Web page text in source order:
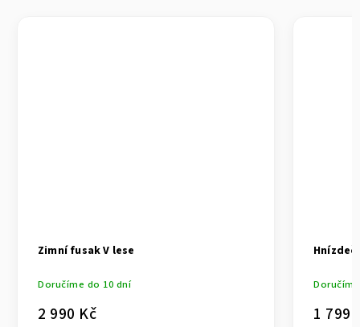
Zimní fusak V lese
Doručíme do 10 dní
2 990 Kč 1 799